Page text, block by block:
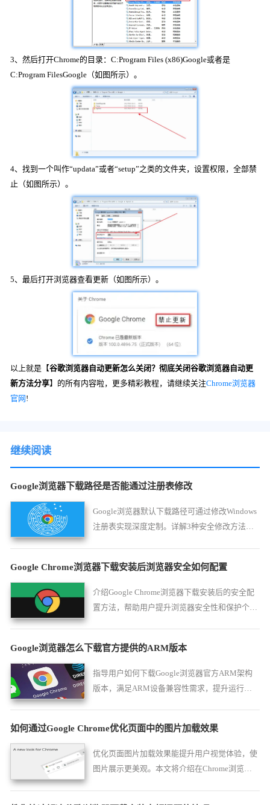
3、然后打开Chrome的目录：C:Program Files (x86)Google或者是
C:Program FilesGoogle（如图所示）。
4、找到一个叫作“updata”或者“setup”之类的文件夹，设置权限，全部禁
止（如图所示）。
5、最后打开浏览器查看更新（如图所示）。
以上就是【谷歌浏览器自动更新怎么关闭？彻底关闭谷歌浏览器自动更
新方法分享】的所有内容啦，更多精彩教程，请继续关注Chrome浏览器
官网!
继续阅读
Google浏览器下载路径是否能通过注册表修改
Google浏览器默认下载路径可通过修改Windows
注册表实现深度定制。详解3种安全修改方法，
Google Chrome浏览器下载安装后浏览器安全如何配置
介绍Google Chrome浏览器下载安装后的安全配
置方法，帮助用户提升浏览器安全性和保护个人
Google浏览器怎么下载官方提供的ARM版本
指导用户如何下载Google浏览器官方ARM架构
版本，满足ARM设备兼容性需求，提升运行效
如何通过Google Chrome优化页面中的图片加载效果
优化页面图片加载效果能提升用户视觉体验，使
图片展示更美观。本文将介绍在Chrome浏览器